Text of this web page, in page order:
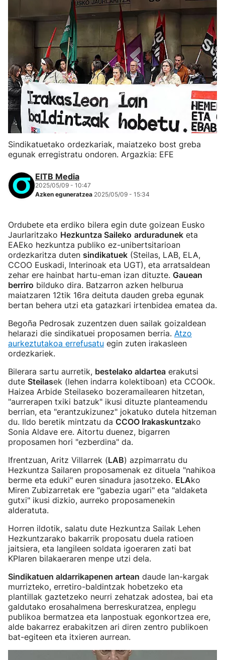
Sindikatuetako ordezkariak, maiatzeko bost greba
egunak erregistratu ondoren. Argazkia: EFE
EITB Media
2025/05/09 - 10:47
Azken eguneratzea 2025/05/09 - 15:34
Ordubete eta erdiko bilera egin dute goizean Eusko
Jaurlaritzako Hezkuntza Saileko arduradunek eta
EAEko hezkuntza publiko ez-unibertsitarioan
ordezkaritza duten sindikatuek (Steilas, LAB, ELA,
CCOO Euskadi, Interinoak eta UGT), eta arratsaldean
zehar ere hainbat hartu-eman izan dituzte. Gauean
berriro bilduko dira. Batzarron azken helburua
maiatzaren 12tik 16ra deituta dauden greba egunak
bertan behera utzi eta gatazkari irtenbidea ematea da.
Begoña Pedrosak zuzentzen duen sailak goizaldean
helarazi die sindikatuei proposamen berria. Atzo
aurkeztutakoa errefusatu egin zuten irakasleen
ordezkariek.
Bilerara sartu aurretik, bestelako aldartea erakutsi
dute Steilasek (lehen indarra kolektiboan) eta CCOOk.
Haizea Arbide Steilaseko bozeramailearen hitzetan,
"aurrerapen txiki batzuk" ikusi dituzte planteamendu
berrian, eta "erantzukizunez" jokatuko dutela hitzeman
du. Ildo beretik mintzatu da CCOO Irakaskuntzako
Sonia Aldave ere. Aitortu duenez, bigarren
proposamen hori "ezberdina" da.
Ifrentzuan, Aritz Villarrek (LAB) azpimarratu du
Hezkuntza Sailaren proposamenak ez dituela "nahikoa
berme eta eduki" euren sinadura jasotzeko. ELAko
Miren Zubizarretak ere "gabezia ugari" eta "aldaketa
gutxi" ikusi dizkio, aurreko proposamenekin
alderatuta.
Horren ildotik, salatu dute Hezkuntza Sailak Lehen
Hezkuntzarako bakarrik proposatu duela ratioen
jaitsiera, eta langileen soldata igoeraren zati bat
KPIaren bilakaeraren menpe utzi dela.
Sindikatuen aldarrikapenen artean daude lan-kargak
murrizteko, erretiro-baldintzak hobetzeko eta
plantillak gaztetzeko neurri zehatzak adostea, bai eta
galdutako erosahalmena berreskuratzea, enplegu
publikoa bermatzea eta lanpostuak egonkortzea ere,
alde bakarrez erabakitzen ari diren zentro publikoen
bat-egiteen eta itxieren aurrean.